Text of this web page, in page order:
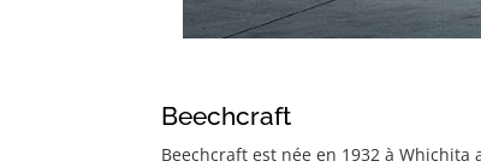
Beechcraft
Beechcraft est née en 1932 à Whichita